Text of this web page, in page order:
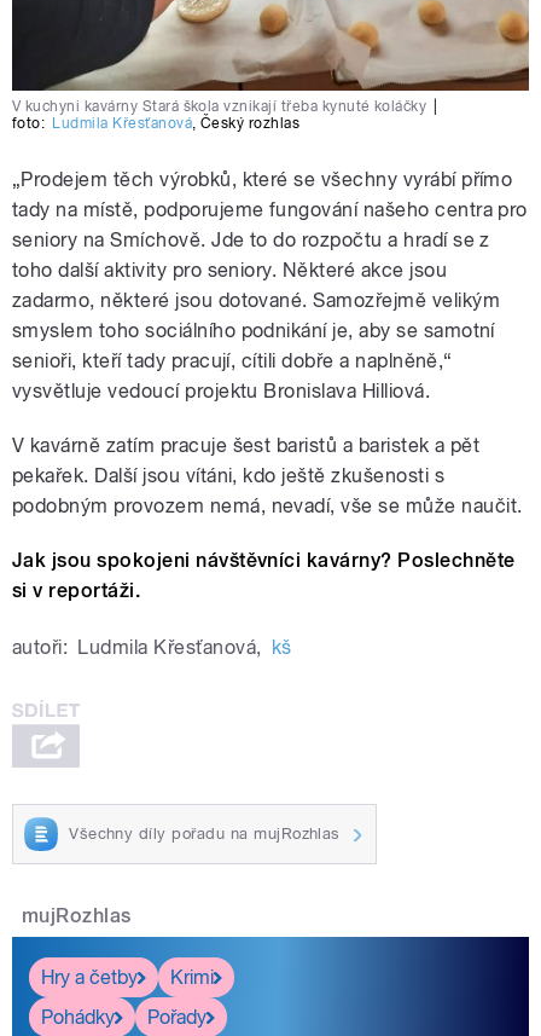
V kuchyni kavárny Stará škola vznikají třeba kynuté koláčky
foto: Ludmila Křesťanová,Český rozhlas
„Prodejem těch výrobků, které se všechny vyrábí přímo
tady na místě, podporujeme fungování našeho centra pro
seniory na Smíchově. Jde to do rozpočtu a hradí se z
toho další aktivity pro seniory. Některé akce jsou
zadarmo, některé jsou dotované. Samozřejmě velikým
smyslem toho sociálního podnikání je, aby se samotní
senioři, kteří tady pracují, cítili dobře a naplněně,“
vysvětluje vedoucí projektu Bronislava Hilliová.
V kavárně zatím pracuje šest baristů a baristek a pět
pekařek. Další jsou vítáni, kdo ještě zkušenosti s
podobným provozem nemá, nevadí, vše se může naučit.
Jak jsou spokojeni návštěvníci kavárny? Poslechněte
si v reportáži.
autoři: Ludmila Křesťanová, kš
Všechny díly pořadu na mujRozhlas
mujRozhlas
Hry a četby
Krimi
Pohádky
Pořady